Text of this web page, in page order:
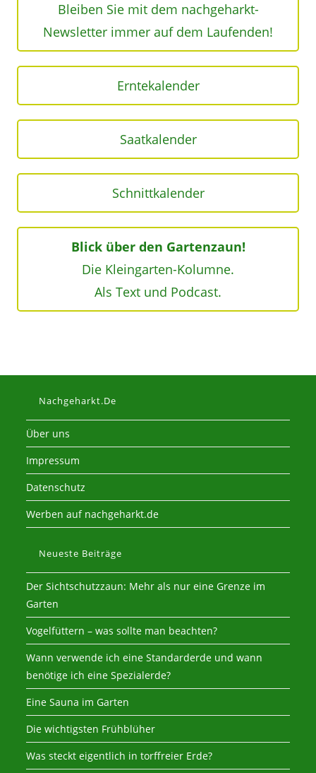
Bleiben Sie mit dem nachgeharkt-
Newsletter immer auf dem Laufenden!
Erntekalender
Saatkalender
Schnittkalender
Blick über den Gartenzaun!
Die Kleingarten-Kolumne.
Als Text und Podcast.
Nachgeharkt.de
Über uns
Impressum
Datenschutz
Werben auf nachgeharkt.de
Neueste Beiträge
Der Sichtschutzzaun: Mehr als nur eine Grenze im
Garten
Vogelfüttern – was sollte man beachten?
Wann verwende ich eine Standarderde und wann
benötige ich eine Spezialerde?
Eine Sauna im Garten
Die wichtigsten Frühblüher
Was steckt eigentlich in torffreier Erde?